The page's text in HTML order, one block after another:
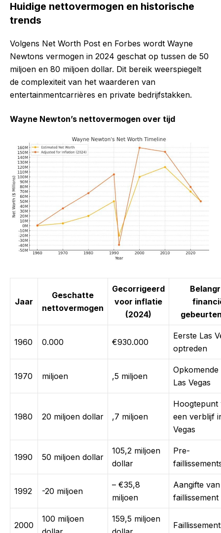
Huidige nettovermogen en historische
trends
Volgens Net Worth Post en Forbes wordt Wayne
Newtons vermogen in 2024 geschat op tussen de 50
miljoen en 80 miljoen dollar. Dit bereik weerspiegelt
de complexiteit van het waarderen van
entertainmentcarrières en private bedrijfstakken.
Wayne Newton’s nettovermogen over tijd
Jaar
Geschatte
nettovermogen
Gecorrigeerd
voor inflatie
(2024)
1960 0.000 €930.000
Eerste Las
optreden
1970 miljoen ,5 miljoen
Las Vegas
1980 20 miljoen dollar ,7 miljoen
Hoogtepunt
een verblijf
Vegas
1990 50 miljoen dollar
105,2 miljoen
dollar
Pre-
1992 -20 miljoen
– €35,8
miljoen
Aangifte van
faillissement
2000
100 miljoen
159,5 miljoen